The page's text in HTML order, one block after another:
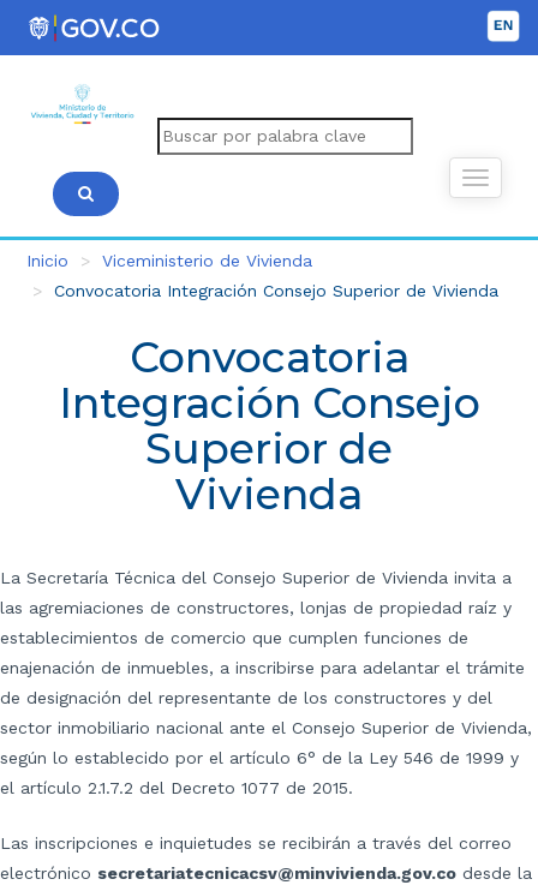
Inicio
Viceministerio de Vivienda
Convocatoria Integración Consejo Superior de Vivienda
Convocatoria
Integración Consejo
Superior de
Vivienda
La Secretaría Técnica del Consejo Superior de Vivienda invita a
las agremiaciones de constructores, lonjas de propiedad raíz y
establecimientos de comercio que cumplen funciones de
enajenación de inmuebles, a inscribirse para adelantar el trámite
de designación del representante de los constructores y del
sector inmobiliario nacional ante el Consejo Superior de Vivienda,
según lo establecido por el artículo 6° de la Ley 546 de 1999 y
el artículo 2.1.7.2 del Decreto 1077 de 2015.
Las inscripciones e inquietudes se recibirán a través del correo
electrónico secretariatecnicacsv@minvivienda.gov.co desde la